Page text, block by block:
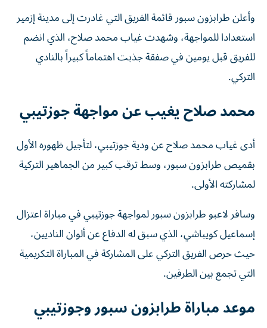
وأعلن طرابزون سبور قائمة الفريق التي غادرت إلى مدينة إزمير
استعدادا للمواجهة، وشهدت غياب محمد صلاح، الذي انضم
للفريق قبل يومين في صفقة جذبت اهتماماً كبيراً بالنادي
التركي.
محمد صلاح يغيب عن مواجهة جوزتيبي
أدى غياب محمد صلاح عن ودية جوزتيبي، لتأجيل ظهوره الأول
بقميص طرابزون سبور، وسط ترقب كبير من الجماهير التركية
لمشاركته الأولى.
وسافر لاعبو طرابزون سبور لمواجهة جوزتيبي في مباراة اعتزال
إسماعيل كويباشي، الذي سبق له الدفاع عن ألوان الناديين،
حيث حرص الفريق التركي على المشاركة في المباراة التكريمية
التي تجمع بين الطرفين.
موعد مباراة طرابزون سبور وجوزتيبي